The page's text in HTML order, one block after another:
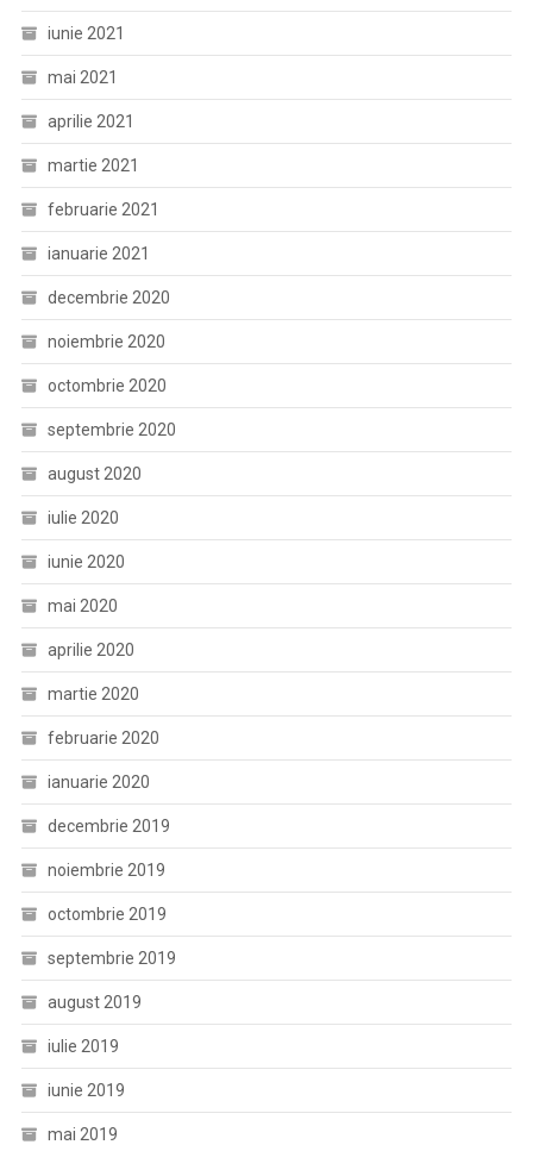
iunie 2021
mai 2021
aprilie 2021
martie 2021
februarie 2021
ianuarie 2021
decembrie 2020
noiembrie 2020
octombrie 2020
septembrie 2020
august 2020
iulie 2020
iunie 2020
mai 2020
aprilie 2020
martie 2020
februarie 2020
ianuarie 2020
decembrie 2019
noiembrie 2019
octombrie 2019
septembrie 2019
august 2019
iulie 2019
iunie 2019
mai 2019